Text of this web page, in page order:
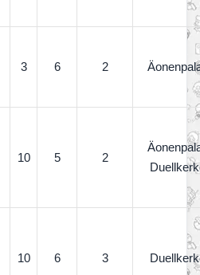
3 6 2
10 5 2
10 6 3